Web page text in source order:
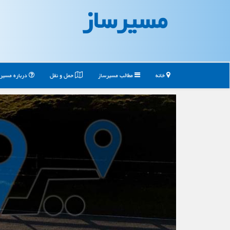
مسیرساز
خانه مطالب مسیرساز حمل و نقل درباره